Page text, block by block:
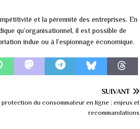
et la pérennité des entreprises. En
qu’organisationnel, il est possible de
indue ou à l’espionnage économique.
SUIVANT
protection du consommateur en ligne : enjeux et
recommandations